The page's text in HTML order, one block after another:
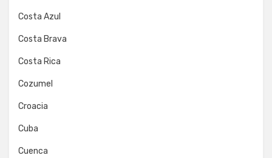
Costa Azul
Costa Brava
Costa Rica
Cozumel
Croacia
Cuba
Cuenca